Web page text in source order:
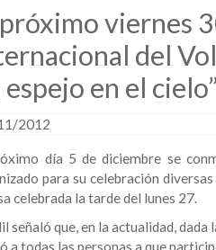
viernes
del
espejo en el
2012
día 5 de diciembre se
para su celebración
celebrada la tarde del lunes 27.
señaló que, en la actualidad,
a todas las personas a que